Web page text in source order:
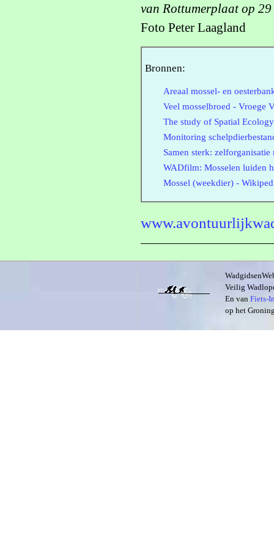
van Rottumerplaat op 29
Foto Peter Laagland
Bronnen:
Areaal mossel- en
Veel mosselbroed - Vroege
The study of Spatial Ecology
Monitoring
Samen sterk:
WADfilm: Mosselen luiden
Mossel (weekdier) -
Veilig
En van Fiets-
op het